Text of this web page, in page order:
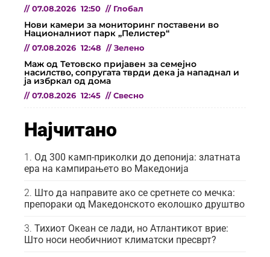
// 07.08.2026 12:50 // Глобал
Нови камери за мониторинг поставени во
Националниот парк „Пелистер“
// 07.08.2026 12:48 // Зелено
Маж од Тетовско пријавен за семејно
насилство, сопругата тврди дека ја нападнал и
ја избркал од дома
// 07.08.2026 12:45 // Свесно
Најчитано
Од 300 камп-приколки до депонија: златната
ера на кампирањето во Македонија
Што да направите ако се сретнете со мечка:
препораки од Македонското еколошко друштво
Тихиот Океан се лади, но Атлантикот врие:
Што носи необичниот климатски пресврт?